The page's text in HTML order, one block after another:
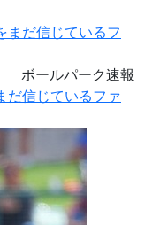
ボールパーク速報
だ信じているファ